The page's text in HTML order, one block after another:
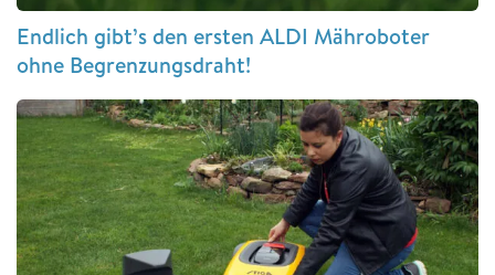
Endlich gibt’s den ersten ALDI Mähroboter
ohne Begrenzungsdraht!